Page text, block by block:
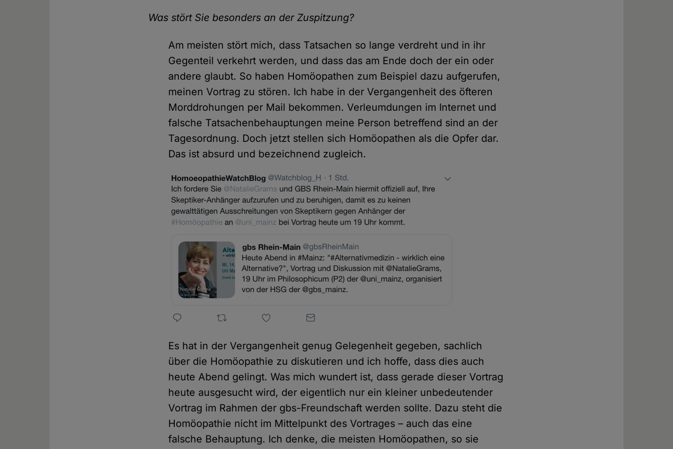
Was stört Sie besonders an der Zuspitzung?
Am meisten stört mich, dass Tatsachen so lange verdreht und in ihr
Gegenteil verkehrt werden, und dass das am Ende doch der ein oder
andere glaubt. So haben Homöopathen zum Beispiel dazu aufgerufen,
meinen Vortrag zu stören. Ich habe in der Vergangenheit des öfteren
Morddrohungen per Mail bekommen. Verleumdungen im Internet und
falsche Tatsachenbehauptungen meine Person betreffend sind an der
Tagesordnung. Doch jetzt stellen sich Homöopathen als die Opfer dar.
Das ist absurd und bezeichnend zugleich.
Es hat in der Vergangenheit genug Gelegenheit gegeben, sachlich
über die Homöopathie zu diskutieren und ich hoffe, dass dies auch
heute Abend gelingt. Was mich wundert ist, dass gerade dieser Vortrag
heute ausgesucht wird, der eigentlich nur ein kleiner unbedeutender
Vortrag im Rahmen der gbs-Freundschaft werden sollte. Dazu steht die
Homöopathie nicht im Mittelpunkt des Vortrages – auch das eine
falsche Behauptung. Ich denke, die meisten Homöopathen, so sie